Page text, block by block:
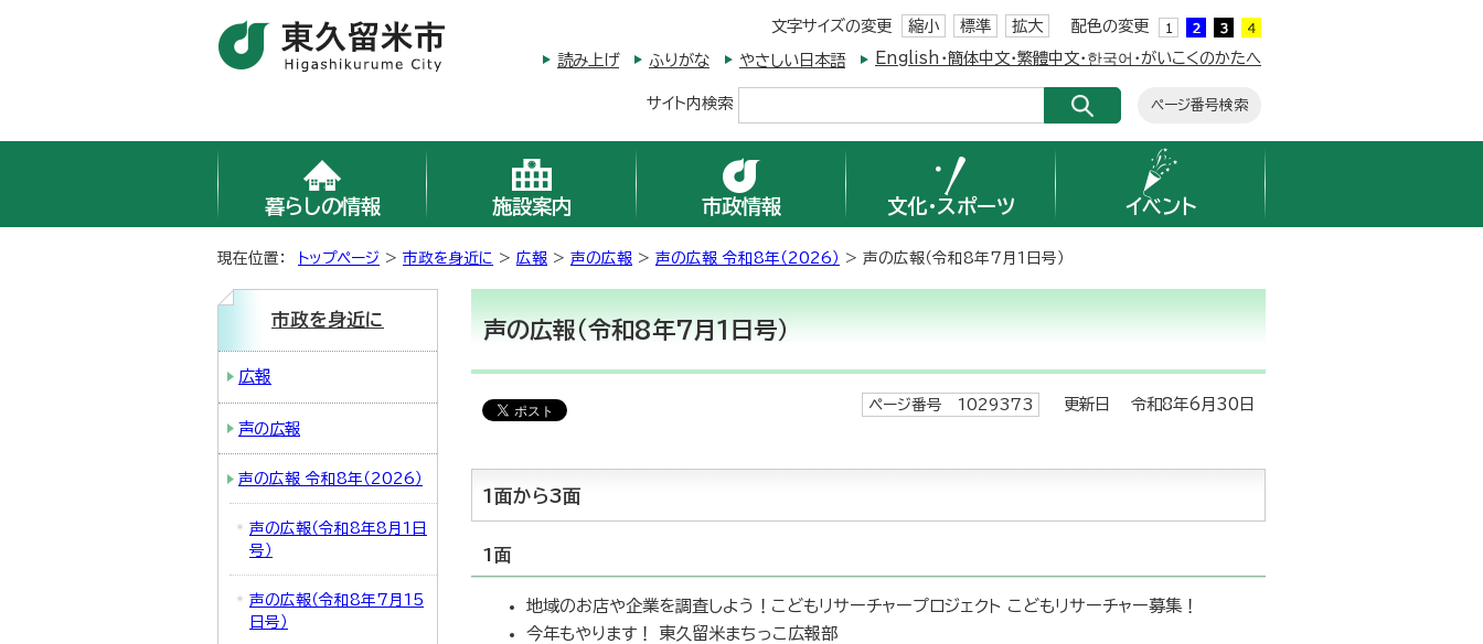
文字サイズの変更 縮小 標準 拡大 配色の変更
読み上げ ふりがな やさしい日本語 English・簡体中文・繁體中文・한국어・がいこくのかたへ
サイト内検索 ページ番号検索
暮らしの情報 施設案内 市政情報 文化・スポーツ イベント
現在位置： トップページ > 市政を身近に > 広報 > 声の広報 > 声の広報 令和8年（2026） > 声の広報（令和8年7月1日号）
声の広報（令和8年7月1日号）
ページ番号 1029373 更新日 令和8年6月30日
1面から3面
1面
地域のお店や企業を調査しよう！こどもリサーチャープロジェクト こどもリサーチャー募集！
今年もやります！ 東久留米まちっこ広報部
市政を身近に
広報
声の広報
声の広報 令和8年（2026）
声の広報（令和8年8月1日
号）
声の広報（令和8年7月15
日号）